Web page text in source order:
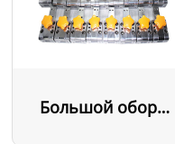
Большой оборотный механизм